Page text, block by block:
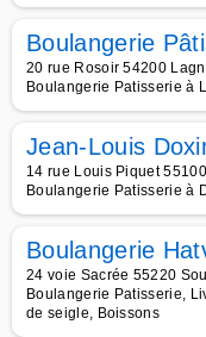
Boulangerie
20 rue Rosoir 54200
Boulangerie Patisserie à
Jean-Louis
14 rue Louis Piquet
Boulangerie Patisserie à
Boulangerie
24 voie Sacrée 55220
Boulangerie Patisserie,
de seigle, Boissons